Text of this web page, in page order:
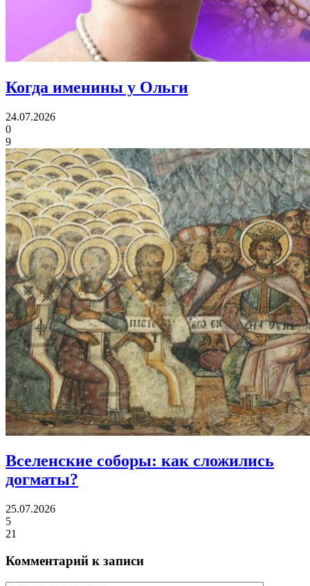
Когда именины у Ольги
24.07.2026
0
9
Вселенские соборы: как сложились
догматы?
25.07.2026
5
21
Комментарий к записи